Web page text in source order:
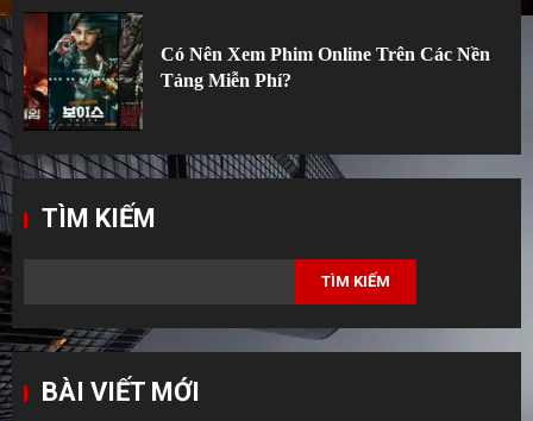
Có Nên Xem Phim Online Trên Các Nền
Tảng Miễn Phí?
TÌM KIẾM
TÌM KIẾM
BÀI VIẾT MỚI